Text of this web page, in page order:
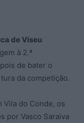
de Viseu
à 2.ª
de bater o
da competição.
Vila do Conde, os
por Vasco Saraiva